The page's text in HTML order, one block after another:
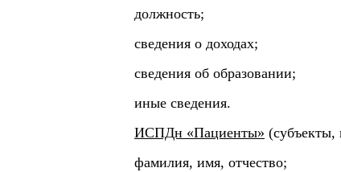
должность;
сведения о доходах;
сведения об образовании;
иные сведения.
ИСПДн «Пациенты» (субъекты,
фамилия, имя, отчество;